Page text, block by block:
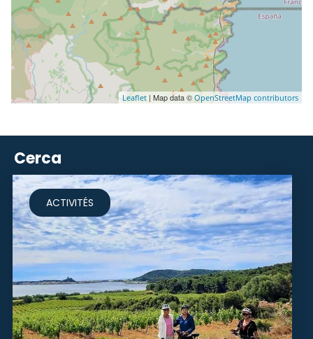
Leaflet | Map data © OpenStreetMap contributors
Cerca
ACTIVITÉS